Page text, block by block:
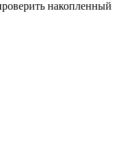
накопленный